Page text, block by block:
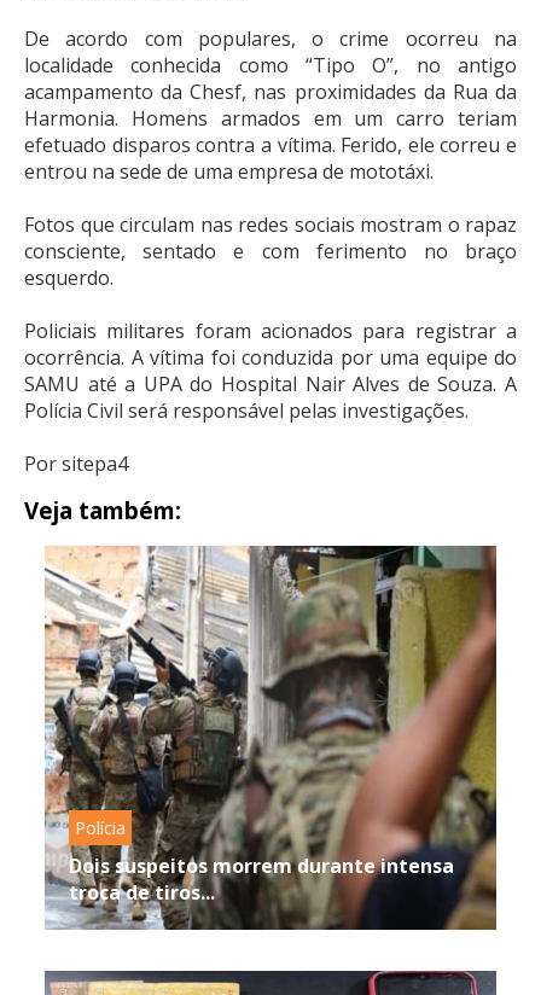
De acordo com populares, o crime ocorreu na
localidade conhecida como “Tipo O”, no antigo
acampamento da Chesf, nas proximidades da Rua da
Harmonia. Homens armados em um carro teriam
efetuado disparos contra a vítima. Ferido, ele correu e
entrou na sede de uma empresa de mototáxi.
Fotos que circulam nas redes sociais mostram o rapaz
consciente, sentado e com ferimento no braço
esquerdo.
Policiais militares foram acionados para registrar a
ocorrência. A vítima foi conduzida por uma equipe do
SAMU até a UPA do Hospital Nair Alves de Souza. A
Polícia Civil será responsável pelas investigações.
Por sitepa4
Veja também:
Polícia
Dois suspeitos morrem durante intensa
troca de tiros...